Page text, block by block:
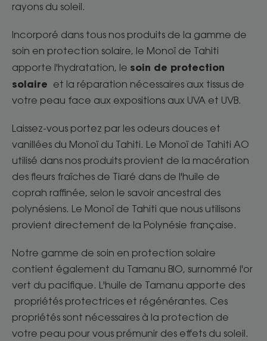
rayons du soleil.
Incorporé dans tous nos produits de la gamme de
soin en protection solaire, le Monoï de Tahiti
apporte l'hydratation, le soin de protection
solaire et la réparation nécessaires aux tissus de
votre peau face aux expositions aux UVA et UVB.
Laissez-vous portez par les odeurs douces et
vanillées du Monoï du Tahiti. Le Monoï de Tahiti AO
utilisé dans nos produits provient de la macération
des fleurs fraîches de Tiaré dans de l'huile de
coprah raffinée, selon le savoir ancestral des
polynésiens. Le Monoï de Tahiti que nous utilisons
provient directement de la Polynésie française.
Notre gamme de soin en protection solaire
contient également du Tamanu BIO, surnommé l'or
vert du pacifique. L'huile de Tamanu apporte des
propriétés protectrices et régénérantes. Ces
propriétés sont nécessaires à la protection de
votre peau pour vous prémunir des effets du soleil.